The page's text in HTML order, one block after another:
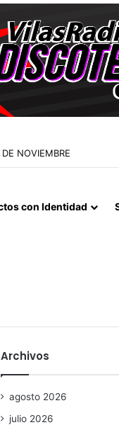
EL CORAZÓN DE
con Identidad
Archivos
agosto 2026
julio 2026